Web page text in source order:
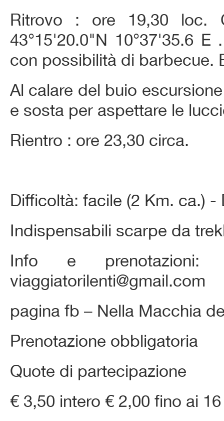
Ritrovo : ore 19,30 loc.
43°15'20.0"N 10°37'35.6
con possibilità di barbecue.
Al calare del buio
e sosta per aspettare le
Rientro : ore 23,30 circa.
Difficoltà: facile (2 Km. ca.) -
Indispensabili scarpe da
Info e prenotazioni:
viaggiatorilenti@gmail.com
pagina fb – Nella Macchia
Prenotazione obbligatoria
Quote di partecipazione
€ 3,50 intero € 2,00 fino ai